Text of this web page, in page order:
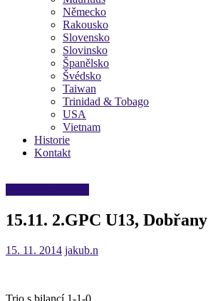
Německo
Rakousko
Slovensko
Slovinsko
Španělsko
Švédsko
Taiwan
Trinidad & Tobago
USA
Vietnam
Historie
Kontakt
15.11. 2.GPC U13, Dobřany
15. 11. 2014 jakub.n
Trio s bilancí 1-1-0.